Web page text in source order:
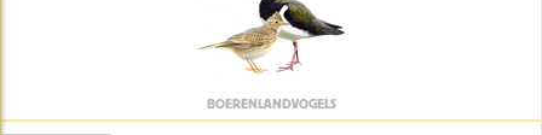
BOERENLANDVOGELS